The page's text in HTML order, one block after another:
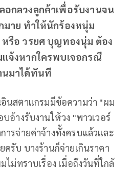
กลวงลูกค้าเพื่อรับงานจน
มาย ทำให้นักร้องหนุ่ม
รือ วรยศ บุญทองนุ่ม ต้อง
จ้งหากใครพบเจอกรณี
นมาได้ทันที
นสตาแกรมมีข้อความว่า "ผม
อ้างรับงานให้วง "พาวเวอร์
ารจ่ายค่าจ้างทั้งครบแล้วและ
รับ บางร้านก็จ่ายเกินราคา
ไม่ทราบเรื่อง เมื่อถึงวันที่ใกล้